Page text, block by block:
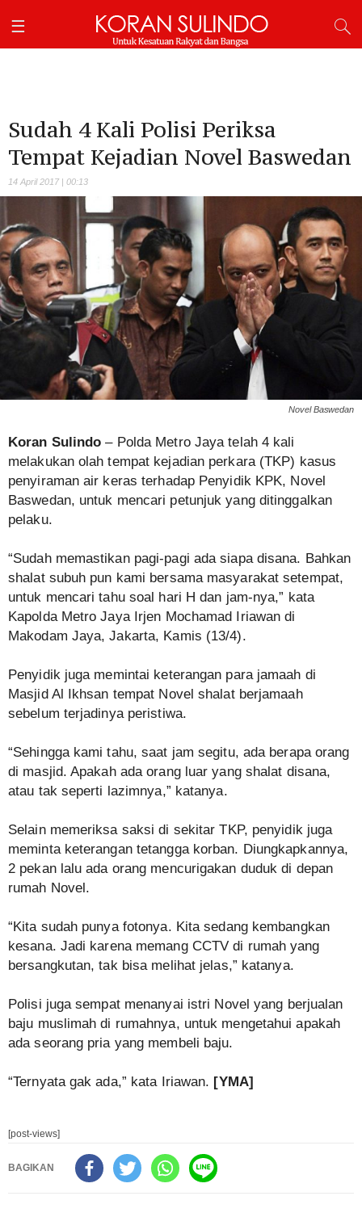
Sudah 4 Kali Polisi Periksa
Tempat Kejadian Novel Baswedan
14 April 2017 | 00:13
Novel Baswedan
Koran Sulindo – Polda Metro Jaya telah 4 kali
melakukan olah tempat kejadian perkara (TKP) kasus
penyiraman air keras terhadap Penyidik KPK, Novel
Baswedan, untuk mencari petunjuk yang ditinggalkan
pelaku.
“Sudah memastikan pagi-pagi ada siapa disana. Bahkan
shalat subuh pun kami bersama masyarakat setempat,
untuk mencari tahu soal hari H dan jam-nya,” kata
Kapolda Metro Jaya Irjen Mochamad Iriawan di
Makodam Jaya, Jakarta, Kamis (13/4).
Penyidik juga memintai keterangan para jamaah di
Masjid Al Ikhsan tempat Novel shalat berjamaah
sebelum terjadinya peristiwa.
“Sehingga kami tahu, saat jam segitu, ada berapa orang
di masjid. Apakah ada orang luar yang shalat disana,
atau tak seperti lazimnya,” katanya.
Selain memeriksa saksi di sekitar TKP, penyidik juga
meminta keterangan tetangga korban. Diungkapkannya,
2 pekan lalu ada orang mencurigakan duduk di depan
rumah Novel.
“Kita sudah punya fotonya. Kita sedang kembangkan
kesana. Jadi karena memang CCTV di rumah yang
bersangkutan, tak bisa melihat jelas,” katanya.
Polisi juga sempat menanyai istri Novel yang berjualan
baju muslimah di rumahnya, untuk mengetahui apakah
ada seorang pria yang membeli baju.
“Ternyata gak ada,” kata Iriawan. [YMA]
[post-views]
BAGIKAN